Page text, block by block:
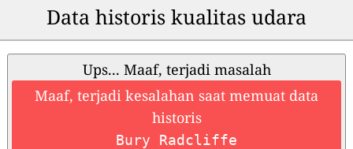
Data historis kualitas udara
Ups... Maaf, terjadi masalah
Maaf, terjadi kesalahan saat memuat data
historis
Bury Radcliffe